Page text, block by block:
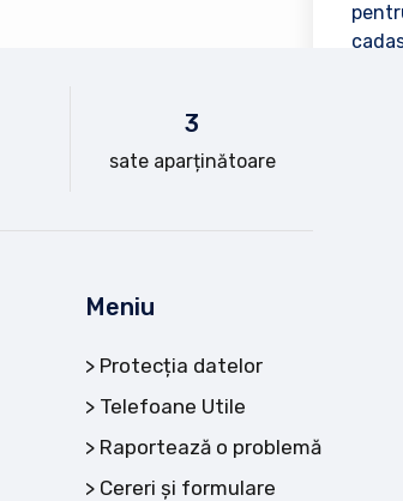
3
sate aparținătoare
Meniu
Protecția datelor
Telefoane Utile
Raportează o problemă
Cereri și formulare